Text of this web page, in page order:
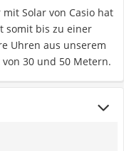
Solar von Casio hat
somit bis zu einer
Uhren aus unserem
30 und 50 Metern.